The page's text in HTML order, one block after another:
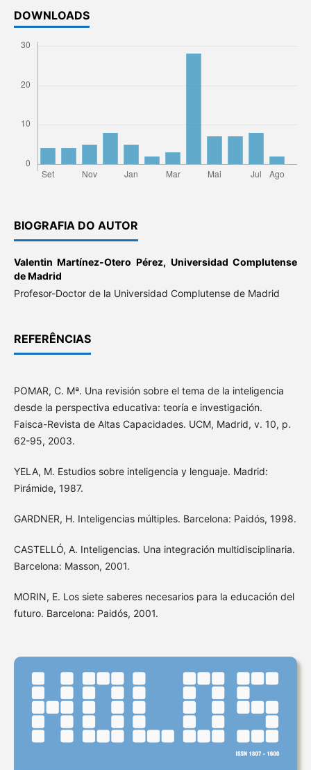
DOWNLOADS
BIOGRAFIA DO AUTOR
Valentin Martínez-Otero Pérez, Universidad Complutense
de Madrid
Profesor-Doctor de la Universidad Complutense de Madrid
REFERÊNCIAS
POMAR, C. Mª. Una revisión sobre el tema de la inteligencia
desde la perspectiva educativa: teoría e investigación.
Faisca-Revista de Altas Capacidades. UCM, Madrid, v. 10, p.
62-95, 2003.
YELA, M. Estudios sobre inteligencia y lenguaje. Madrid:
Pirámide, 1987.
GARDNER, H. Inteligencias múltiples. Barcelona: Paidós, 1998.
CASTELLÓ, A. Inteligencias. Una integración multidisciplinaria.
Barcelona: Masson, 2001.
MORIN, E. Los siete saberes necesarios para la educación del
futuro. Barcelona: Paidós, 2001.